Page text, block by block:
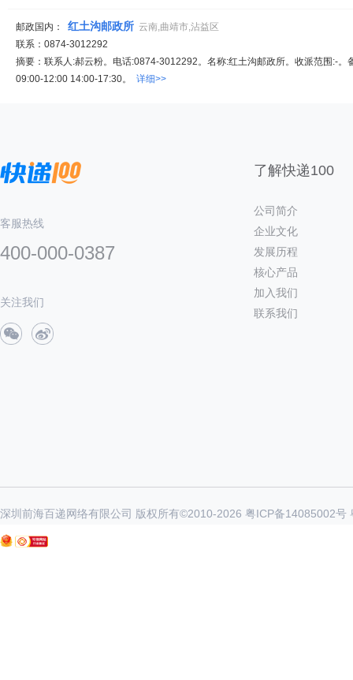
邮政国内： 红土沟邮政所 云南,曲靖市,沾益区
联系：0874-3012292
摘要：联系人:郝云粉。电话:0874-3012292。名称:红土沟邮政所。收派范围:-。
09:00-12:00 14:00-17:30。 详细>>
客服热线
400-000-0387
关注我们
了解快递100
公司简介
企业文化
发展历程
核心产品
加入我们
联系我们
深圳前海百递网络有限公司 版权所有©2010-2026 粤ICP备14085002号